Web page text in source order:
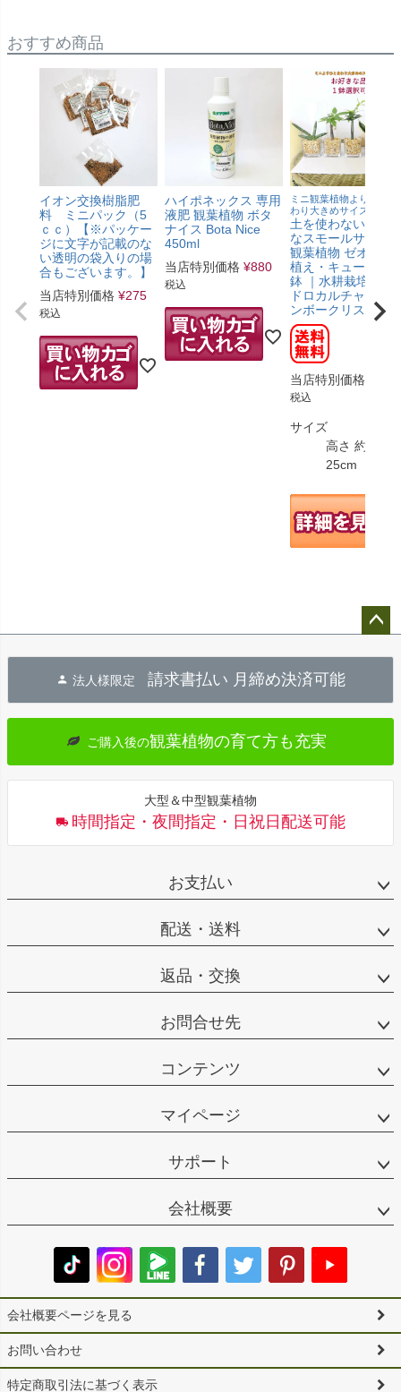
おすすめ商品
イオン交換樹脂肥
料 ミニパック（5
ｃｃ）【※パッケー
ジに文字が記載のな
い透明の袋入りの場
合もございます。】
当店特別価格 ¥275
税込
ハイポネックス 専用
液肥 観葉植物 ボタ
ナイス Bota Nice
450ml
当店特別価格 ¥880
税込
ミニ観葉植物よりもひと
わり大きめサイズです。
土を使わないで清
なスモールサイズ
観葉植物 ゼオライ
植え・キューブ形
鉢 ｜水耕栽培 ハイ
ドロカルチャー レ
ンボークリスタル
当店特別価格
税込
サイズ
高さ 約15～
25cm
へ
法人様限定 請求書払い 月締め決済可能
ご購入後の観葉植物の育て方も充実
大型＆中型観葉植物
時間指定・夜間指定・日祝日配送可能
お支払い
配送・送料
返品・交換
お問合せ先
コンテンツ
マイページ
サポート
会社概要
会社概要ページを見る
お問い合わせ
特定商取引法に基づく表示